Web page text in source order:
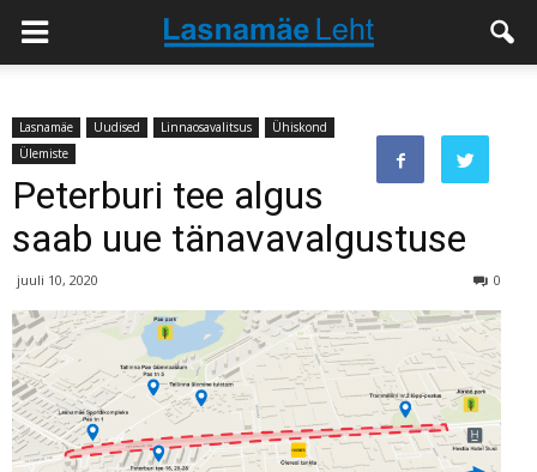
Lasnamäe Uudised Linnaosavalitsus
Ühiskond
Ülemiste
Peterburi tee algus
saab uue tänavavalgustuse
juuli 10, 2020 0